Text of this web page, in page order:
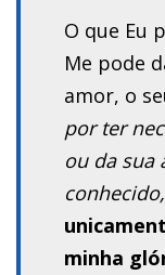
O que Eu
Me pode
amor, o
por ter
ou da sua
minha